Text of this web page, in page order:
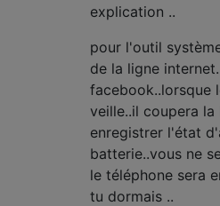
explication ..
pour l'outil
de la ligne
facebook..lorsque
veille..il coupera
enregistrer l'état
batterie..vous ne
le téléphone sera
tu dormais ..